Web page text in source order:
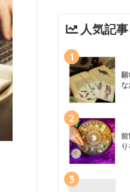
人気記事
1
願
な
2
前
3